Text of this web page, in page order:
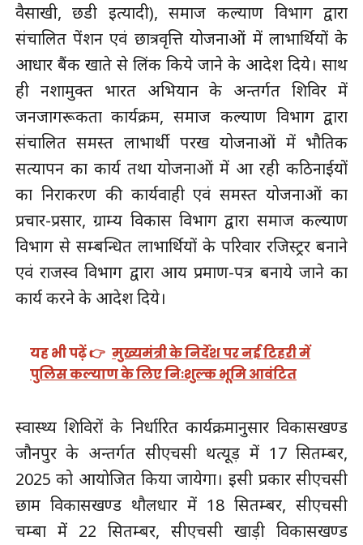
वैसाखी, छडी इत्यादी), समाज कल्याण विभाग द्वारा
संचालित पेंशन एवं छात्रवृत्ति योजनाओं में लाभार्थियों के
आधार बैंक खाते से लिंक किये जाने के आदेश दिये। साथ
ही नशामुक्त भारत अभियान के अन्तर्गत शिविर में
जनजागरूकता कार्यक्रम, समाज कल्याण विभाग द्वारा
संचालित समस्त लाभार्थी परख योजनाओं में भौतिक
सत्यापन का कार्य तथा योजनाओं में आ रही कठिनाईयों
का निराकरण की कार्यवाही एवं समस्त योजनाओं का
प्रचार-प्रसार, ग्राम्य विकास विभाग द्वारा समाज कल्याण
विभाग से सम्बन्धित लाभार्थियों के परिवार रजिस्ट्रर बनाने
एवं राजस्व विभाग द्वारा आय प्रमाण-पत्र बनाये जाने का
कार्य करने के आदेश दिये।
यह भी पढ़ें 👉 मुख्यमंत्री के निर्देश पर नई टिहरी में
पुलिस कल्याण के लिए निःशुल्क भूमि आवंटित
स्वास्थ्य शिविरों के निर्धारित कार्यक्रमानुसार विकासखण्ड
जौनपुर के अन्तर्गत सीएचसी थत्यूड़ में 17 सितम्बर,
2025 को आयोजित किया जायेगा। इसी प्रकार सीएचसी
छाम विकासखण्ड थौलधार में 18 सितम्बर, सीएचसी
चम्बा में 22 सितम्बर, सीएचसी खाड़ी विकासखण्ड